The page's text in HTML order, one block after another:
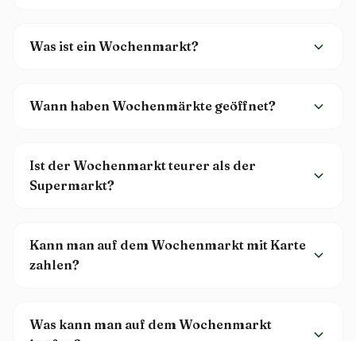
Was ist ein Wochenmarkt?
Wann haben Wochenmärkte geöffnet?
Ist der Wochenmarkt teurer als der
Supermarkt?
Kann man auf dem Wochenmarkt mit Karte
zahlen?
Was kann man auf dem Wochenmarkt